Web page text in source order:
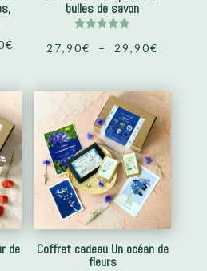
€ Plage
10,00€
à
150,00€
bulles de savon
4.88
27,90€ – 29,90€
prix :
27,90€
à
29,90€
de Coffret cadeau Un océan de
fleurs